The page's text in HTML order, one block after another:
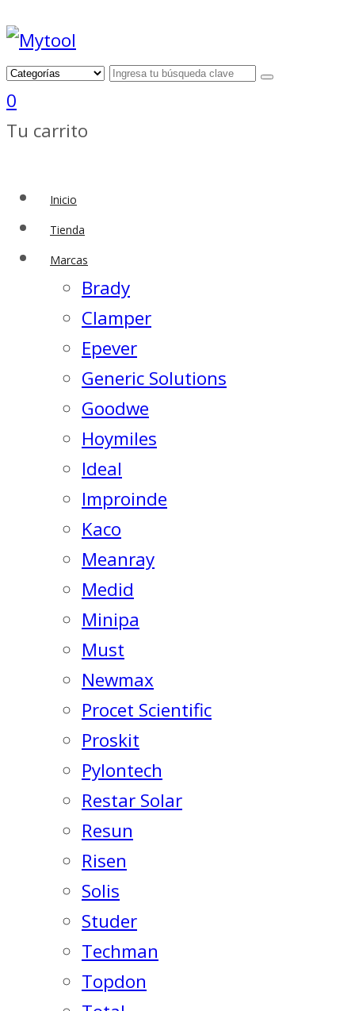
0
Tu carrito
Inicio
Tienda
Marcas
Brady
Clamper
Epever
Generic Solutions
Goodwe
Hoymiles
Ideal
Improinde
Kaco
Meanray
Medid
Minipa
Must
Newmax
Procet Scientific
Proskit
Pylontech
Restar Solar
Resun
Risen
Solis
Studer
Techman
Topdon